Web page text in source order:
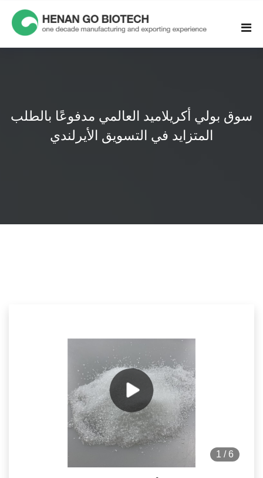
content
سوق بولي أكريلاميد العالمي مدفوعًا بالطلب
المتزايد في التسويق الأيرلندي
1 / 6